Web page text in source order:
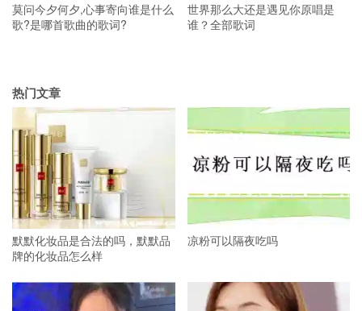
莫问今夕何夕,心事寄向谁是什么
歌?是哪首歌曲的歌词?
世界那么大还是遇见你原唱是
谁？全部歌词
热门文章
默默化妆品是合法的吗，默默品
牌的化妆品怎么样
凉粉可以隔夜吃吗